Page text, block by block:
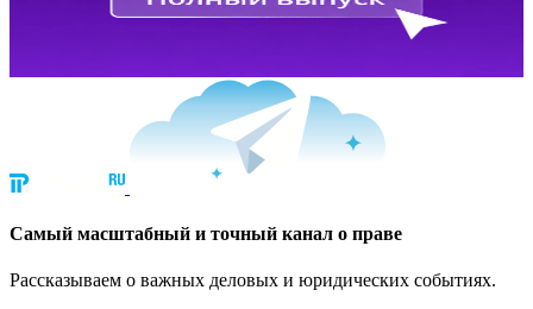
Cамый масштабный и точный канал о праве
Рассказываем о важных деловых и юридических событиях.